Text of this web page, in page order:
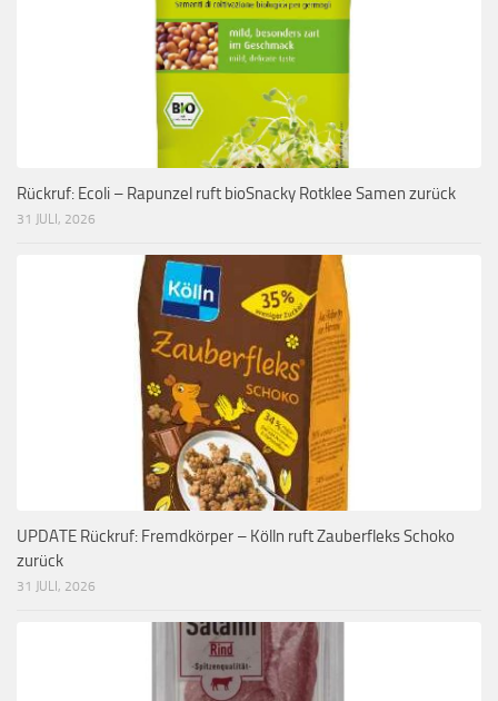
Rückruf: Ecoli – Rapunzel ruft bioSnacky Rotklee Samen zurück
31 JULI, 2026
UPDATE Rückruf: Fremdkörper – Kölln ruft Zauberfleks Schoko
zurück
31 JULI, 2026